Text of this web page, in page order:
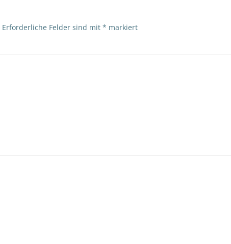
Erforderliche Felder sind mit * markiert